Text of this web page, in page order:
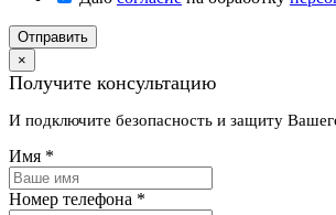
Отправить
×
Получите консультацию
И подключите безопасность и защиту
Имя *
Номер телефона *